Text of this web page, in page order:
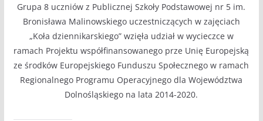
Grupa 8 uczniów z Publicznej Szkoły Podstawowej nr 5 im.
Bronisława Malinowskiego uczestniczących w zajęciach
„Koła dziennikarskiego” wzięła udział w wycieczce w
ramach Projektu współfinansowanego prze Unię Europejską
ze środków Europejskiego Funduszu Społecznego w ramach
Regionalnego Programu Operacyjnego dla Województwa
Dolnośląskiego na lata 2014-2020.